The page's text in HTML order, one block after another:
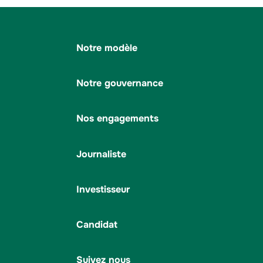
Notre modèle
Notre gouvernance
Nos engagements
Journaliste
Investisseur
Candidat
Suivez nous